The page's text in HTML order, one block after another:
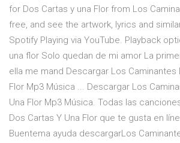
for Dos Cartas y una Flor from Los
free, and see the artwork, lyrics and
Spotify Playing via YouTube. Playback
una flor Solo quedan de mi amor La
ella me mand Descargar Los Caminantes
Flor Mp3 Música ... Descargar Los
Una Flor Mp3 Música. Todas las
Dos Cartas Y Una Flor que te gusta en
Buentema ayuda descargarLos